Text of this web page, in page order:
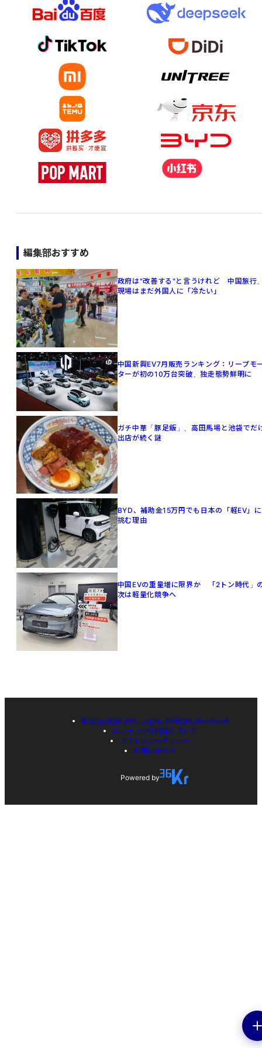
編集部おすすめ
政府は"改善する"と言うけれど 中国旅行
現場はまだ外国人に「冷たい」
中国新興EV7月販売ランキング：リープモ
ターが初の10万台突破、独走態勢鮮明に
ガチ中華「豚足飯」、高田馬場と池袋でだ
出店が続く謎
BYD、補助金15万円でも日本の「軽EV」に
挑む理由
中国EVの重量増に限界か 「2トン時代」
次は軽量化競争へ
© Copyright 36Kr Japan, All Rights Reserved
コンテンツの利用について
プライバシーポリシー
お問い合わせ
Powered by